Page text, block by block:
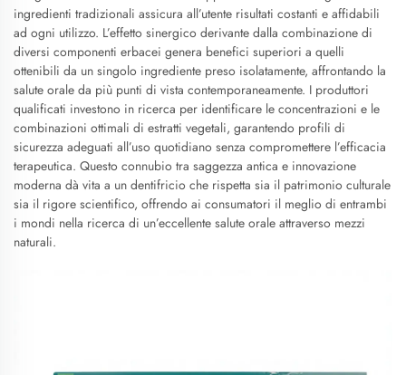
ingredienti tradizionali assicura all’utente risultati costanti e affidabili
ad ogni utilizzo. L’effetto sinergico derivante dalla combinazione di
diversi componenti erbacei genera benefici superiori a quelli
ottenibili da un singolo ingrediente preso isolatamente, affrontando la
salute orale da più punti di vista contemporaneamente. I produttori
qualificati investono in ricerca per identificare le concentrazioni e le
combinazioni ottimali di estratti vegetali, garantendo profili di
sicurezza adeguati all’uso quotidiano senza compromettere l’efficacia
terapeutica. Questo connubio tra saggezza antica e innovazione
moderna dà vita a un dentifricio che rispetta sia il patrimonio culturale
sia il rigore scientifico, offrendo ai consumatori il meglio di entrambi
i mondi nella ricerca di un’eccellente salute orale attraverso mezzi
naturali.